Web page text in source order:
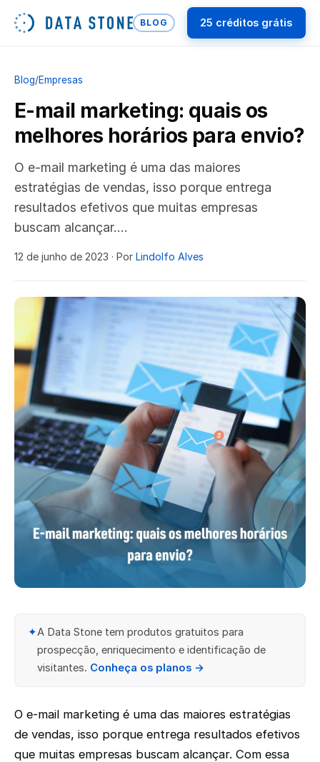
BLOG 25 créditos grátis
Blog/Empresas
E-mail marketing: quais os
melhores horários para envio?
O e-mail marketing é uma das maiores
estratégias de vendas, isso porque entrega
resultados efetivos que muitas empresas
buscam alcançar….
12 de junho de 2023 · Por Lindolfo Alves
✦A Data Stone tem produtos gratuitos para
prospecção, enriquecimento e identificação de
visitantes. Conheça os planos →
O e-mail marketing é uma das maiores estratégias
de vendas, isso porque entrega resultados efetivos
que muitas empresas buscam alcançar. Com essa